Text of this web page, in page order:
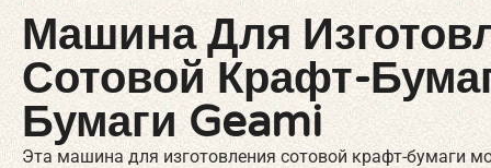
Машина Для
Сотовой Крафт-
Бумаги Geami
Эта машина для изготовления сотовой крафт-бумаги